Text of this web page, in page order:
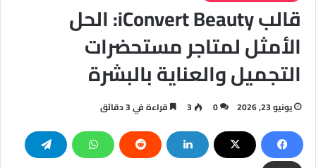
قالب iConvert Beauty: الحل
الأمثل لمتاجر مستحضرات
التجميل والعناية بالبشرة
يونيو 23, 2026 0
3 قراءة في 3 دقائق